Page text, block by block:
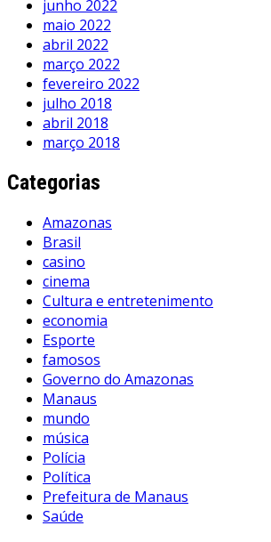
junho 2022
maio 2022
abril 2022
março 2022
fevereiro 2022
julho 2018
abril 2018
março 2018
Categorias
Amazonas
Brasil
casino
cinema
Cultura e entretenimento
economia
Esporte
famosos
Governo do Amazonas
Manaus
mundo
música
Polícia
Política
Prefeitura de Manaus
Saúde